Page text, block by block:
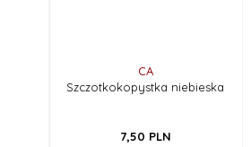
CA
Szczotkokopystka niebieska
7,50 PLN